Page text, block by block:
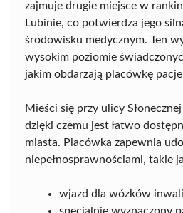
zajmuje drugie miejsce w
Lubinie, co potwierdza jego
środowisku medycznym. Ten
wysokim poziomie
jakim obdarzają placówkę
Mieści się przy ulicy
dzięki czemu jest łatwo
miasta. Placówka zapewnia
niepełnosprawnościami, takie
wjazd dla wózków